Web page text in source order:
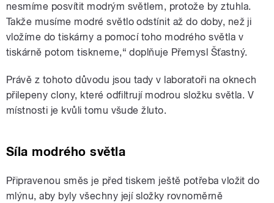
nesmíme posvítit modrým světlem, protože by ztuhla.
Takže musíme modré světlo odstínit až do doby, než ji
vložíme do tiskárny a pomocí toho modrého světla v
tiskárně potom tiskneme,“ doplňuje Přemysl Šťastný.
Právě z tohoto důvodu jsou tady v laboratoři na oknech
přilepeny clony, které odfiltrují modrou složku světla. V
místnosti je kvůli tomu všude žluto.
Síla modrého světla
Připravenou směs je před tiskem ještě potřeba vložit do
mlýnu, aby byly všechny její složky rovnoměrně